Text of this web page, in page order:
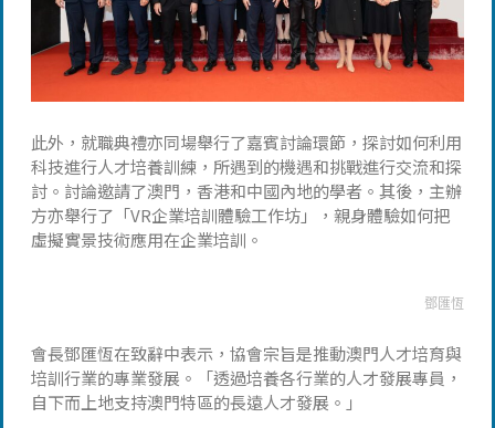
此外，就職典禮亦同場舉行了嘉賓討論環節，探討如何利用
科技進行人才培養訓練，所遇到的機遇和挑戰進行交流和探
討。討論邀請了澳門，香港和中國內地的學者。其後，主辦
方亦舉行了「VR企業培訓體驗工作坊」，親身體驗如何把
虛擬實景技術應用在企業培訓。
鄧匯恆
會長鄧匯恆在致辭中表示，協會宗旨是推動澳門人才培育與
培訓行業的專業發展。「透過培養各行業的人才發展專員，
自下而上地支持澳門特區的長遠人才發展。」